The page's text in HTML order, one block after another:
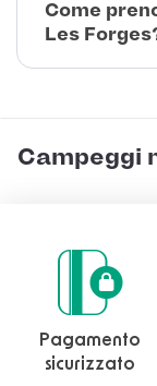
Come
Les
Campeggi
Pagamento
sicurizzato